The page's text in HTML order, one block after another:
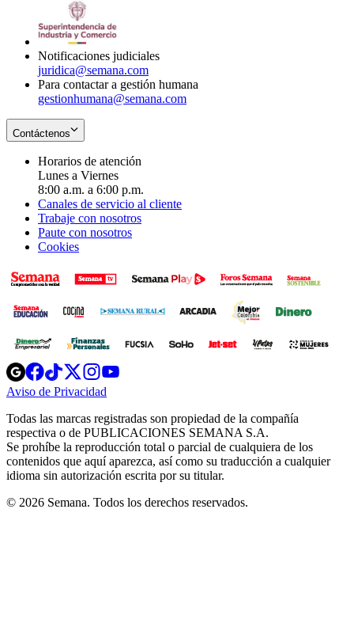
Notificaciones judiciales
juridica@semana.com
Para contactar a gestión humana
gestionhumana@semana.com
Contáctenos
Horarios de atención
Lunes a Viernes
8:00 a.m. a 6:00 p.m.
Canales de servicio al cliente
Trabaje con nosotros
Paute con nosotros
Cookies
Opens
in
new
Opens
in
new
Opens
in
new
window
Opens
new
windowwindow
Aviso de Privacidad
new
window
Todas las marcas registradas son propiedad de la compañía
respectiva o de PUBLICACIONES SEMANA S.A.
Se prohíbe la reproducción total o parcial de cualquiera de los
contenidos que aquí aparezca, así como su traducción a cualquier
idioma sin autorización escrita por su titular.
© 2026 Semana. Todos los derechos reservados.